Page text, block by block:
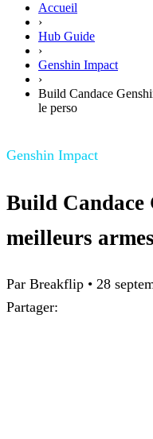
Accueil
›
Hub Guide
›
Genshin Impact
›
Build Candace
le perso
Genshin Impact
Build Candace
meilleurs
Par Breakflip • 28
Partager: